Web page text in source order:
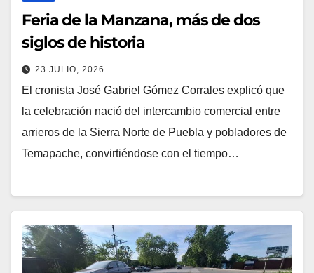
Feria de la Manzana, más de dos
siglos de historia
23 JULIO, 2026
El cronista José Gabriel Gómez Corrales explicó que
la celebración nació del intercambio comercial entre
arrieros de la Sierra Norte de Puebla y pobladores de
Temapache, convirtiéndose con el tiempo…